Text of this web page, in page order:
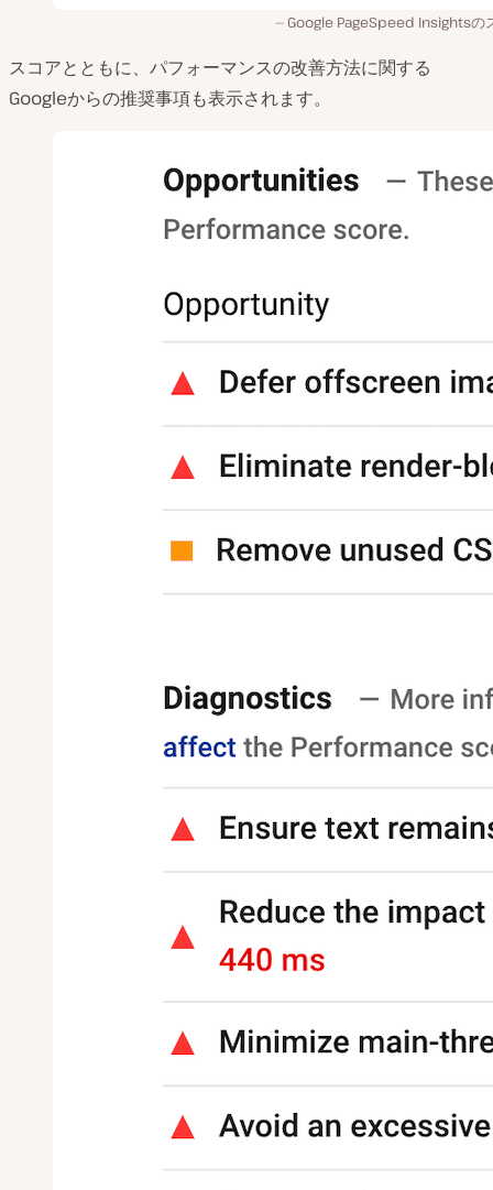
Google PageSpeed Insightsの
スコアとともに、パフォーマンスの改善方法に関する
Googleからの推奨事項も表示されます。